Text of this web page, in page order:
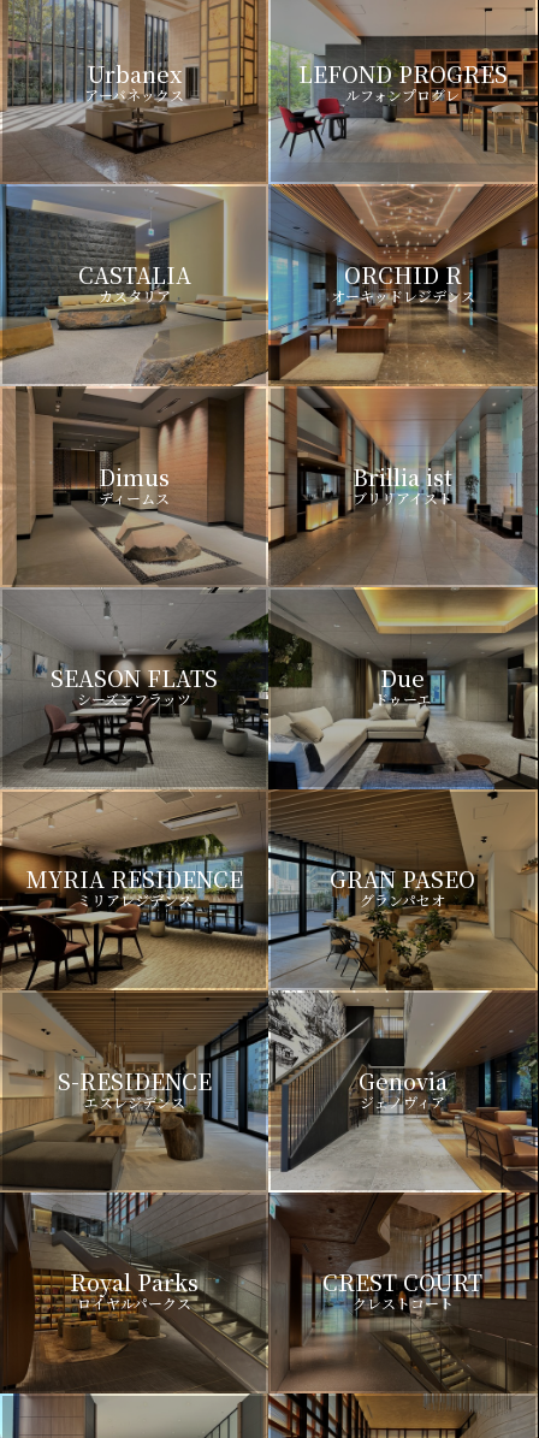
Urbanex
アーバネックス
LEFOND PROGRES
ルフォンプログレ
CASTALIA
カスタリア
ORCHID R
オーキッドレジデンス
Dimus
ディームス
Brillia ist
ブリリアイスト
SEASON FLATS
シーズンフラッツ
Due
ドゥーエ
MYRIA RESIDENCE
ミリアレジデンス
GRAN PASEO
グランパセオ
S-RESIDENCE
エスレジデンス
Genovia
ジェノヴィア
Royal Parks
ロイヤルパークス
CREST COURT
クレストコート